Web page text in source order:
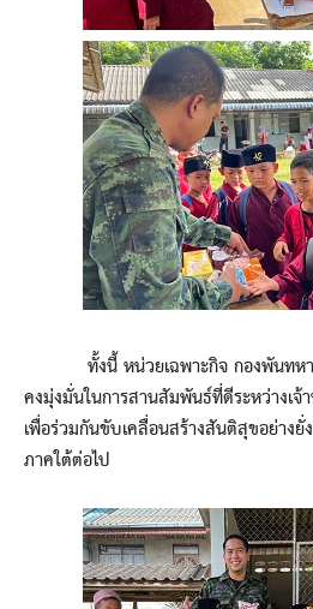
ทั้งนี้ หน่วยเฉพาะกิจ กองพันทหา
คงมุ่งมั่นในการสานสัมพันธ์ที่ดีระหว่างเ
เพื่อร่วมกันขับเคลื่อนสร้างสันติสุขอย่าง
ภาคใต้ต่อไป